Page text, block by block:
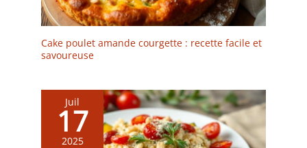
Shabu-shabu, barbecue
Cake poulet amande courgette : recette facile et
savoureuse
Juil
17
2025